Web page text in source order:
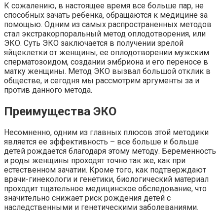
К сожалению, в настоящее время все больше пар, не
способных зачать ребенка, обращаются к медицине за
помощью. Одним из самых распространенных методов
стал экстракорпоральный метод оплодотворения, или
ЭКО. Суть ЭКО заключается в получении зрелой
яйцеклетки от женщины, ее оплодотворении мужским
сперматозоидом, создании эмбриона и его переносе в
матку женщины. Метод ЭКО вызвал большой отклик в
обществе, и сегодня мы рассмотрим аргументы за и
против данного метода.
Преимущества ЭКО
Несомненно, одним из главных плюсов этой методики
является ее эффективность – все больше и больше
детей рождается благодаря этому методу. Беременность
и роды женщины проходят точно так же, как при
естественном зачатии. Кроме того, как подтверждают
врачи-гинекологи и генетики, биологический материал
проходит тщательное медицинское обследование, что
значительно снижает риск рождения детей с
наследственными и генетическими заболеваниями.